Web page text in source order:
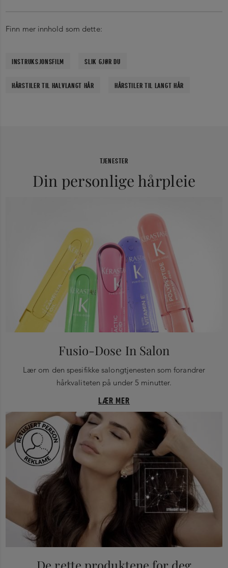
Finn mer innhold som dette:
INSTRUKSJONSFILM SLIK GJØR DU
HÅRSTILER TIL HALVLANGT HÅR HÅRSTILER TIL LANGT HÅR
TJENESTER
Din personlige hårpleie
Fusio-Dose In Salon
Lær om den spesifikke salongtjenesten som forandrer
hårkvaliteten på under 5 minutter.
LÆR MER